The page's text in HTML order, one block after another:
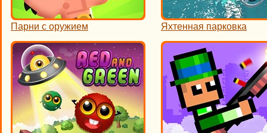
Парни с оружием Яхтенная парковка